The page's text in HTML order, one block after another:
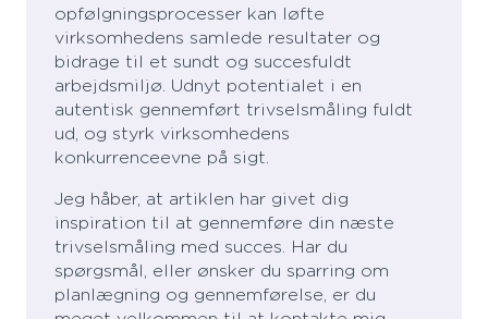
opfølgningsprocesser kan løfte
virksomhedens samlede resultater og
bidrage til et sundt og succesfuldt
arbejdsmiljø. Udnyt potentialet i en
autentisk gennemført trivselsmåling fuldt
ud, og styrk virksomhedens
konkurrenceevne på sigt.
Jeg håber, at artiklen har givet dig
inspiration til at gennemføre din næste
trivselsmåling med succes. Har du
spørgsmål, eller ønsker du sparring om
planlægning og gennemførelse, er du